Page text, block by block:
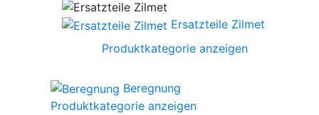
Ersatzteile Zilmet
Produktkategorie anzeigen
Beregnung
Produktkategorie anzeigen